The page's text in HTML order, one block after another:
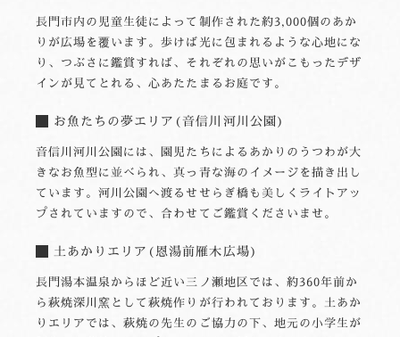
長門市内の児童生徒によって制作された約3,000個のあか
りが広場を覆います。歩けば光に包まれるような心地にな
り、つぶさに鑑賞すれば、それぞれの思いがこもったデザ
インが見てとれる、心あたたまるお庭です。
お魚たちの夢エリア(音信川河川公園)
音信川河川公園には、園児たちによるあかりのうつわが大
きなお魚型に並べられ、真っ青な海のイメージを描き出し
ています。河川公園へ渡るせせらぎ橋も美しくライトアッ
プされていますので、合わせてご鑑賞くださいませ。
土あかりエリア(恩湯前雁木広場)
長門湯本温泉からほど近い三ノ瀬地区では、約360年前か
ら萩焼深川窯として萩焼作りが行われております。土あか
りエリアでは、萩焼の先生のご協力の下、地元の小学生が